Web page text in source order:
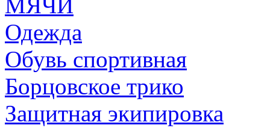
Одежда
Обувь спортивная
Борцовское трико
Защитная экипировка